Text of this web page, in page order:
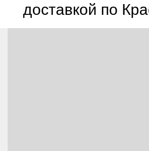
доставкой по